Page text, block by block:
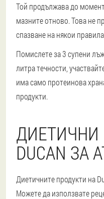
Той продължава до
мазните отново. Това не
спазване на някои
Помислете за 3 супени
литра течности,
има само протеинова
продукти.
ДИЕТИЧНИ
DUCAN ЗА
Диетичните продукти на
Можете да използвате